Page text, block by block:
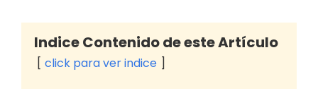
Indice Contenido de este Artículo
click para ver indice